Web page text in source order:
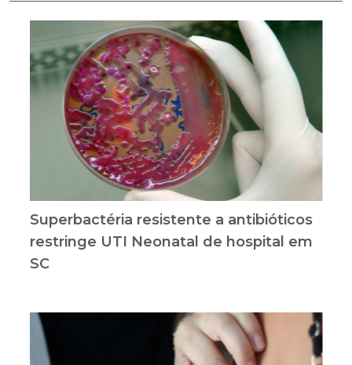
Superbactéria resistente a antibióticos
restringe UTI Neonatal de hospital em
SC